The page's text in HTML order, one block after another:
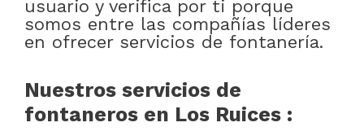
usuario y verifica por ti porque
somos entre las compañías líderes
en ofrecer servicios de fontanería.
Nuestros servicios de
fontaneros en Los Ruices :